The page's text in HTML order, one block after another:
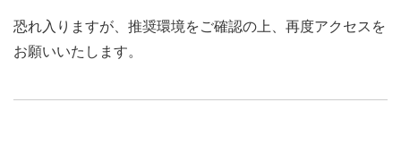
恐れ入りますが、推奨環境をご確認の上、再度アクセスを
お願いいたします。